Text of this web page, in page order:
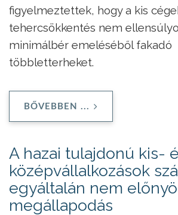
figyelmeztettek, hogy a kis
tehercsökkentés nem
minimálbér emeléséből fakadó
többletterheket.
BŐVEBBEN ...
A hazai tulajdonú kis-
középvállalkozások
egyáltalán nem
megállapodás